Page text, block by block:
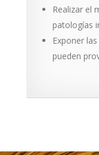
Realizar el
patologías
Exponer
pueden